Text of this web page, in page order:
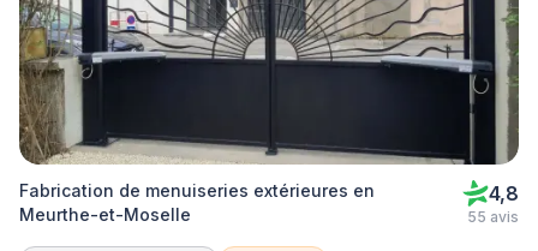
Fabrication de menuiseries extérieures en
Meurthe-et-Moselle
4,8
55 avis